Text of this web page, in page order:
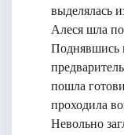
выделялась
Алеся шла по
Поднявшись
пошла
проходила
Невольно